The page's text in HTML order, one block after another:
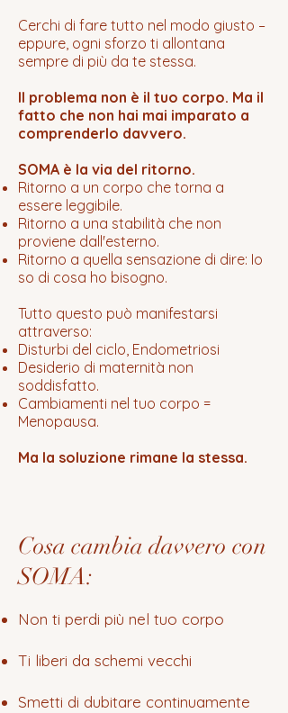
Cerchi di fare tutto nel modo giusto –
eppure, ogni sforzo ti allontana
sempre di più da te stessa.
Il problema non è il tuo corpo. Ma il
fatto che non hai mai imparato a
comprenderlo davvero.
SOMA è la via del ritorno.
Ritorno a un corpo che torna a
essere leggibile.
Ritorno a una stabilità che non
proviene dall'esterno.
Ritorno a quella sensazione di dire: Io
so di cosa ho bisogno.
Tutto questo può manifestarsi
attraverso:
Disturbi del ciclo, Endometriosi
Desiderio di maternità non
soddisfatto.
Cambiamenti nel tuo corpo =
Menopausa.
Ma la soluzione rimane la stessa.
Cosa cambia davvero con
SOMA:
Non ti perdi più nel tuo corpo
Ti liberi da schemi vecchi
Smetti di dubitare continuamente